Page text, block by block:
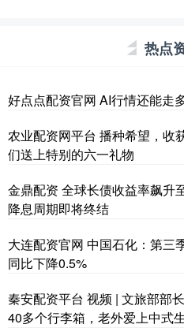
热点
好点点配资官网 AI行情还能走
农业配资网平台 播种希望，收
们送上特别的六一礼物
金鼎配资 全球长债收益率飙升
降息周期即将终结
大连配资官网 中国石化：第三
同比下降0.5%
秦安配资平台 视频 | 文旅部部
40多个行李箱，老外爱上中式